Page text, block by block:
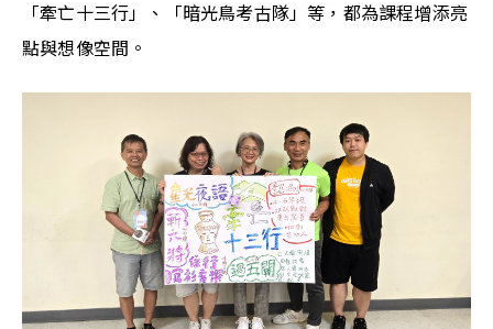
「牽亡十三行」、「暗光鳥考古隊」等，都為課程增添亮
點與想像空間。